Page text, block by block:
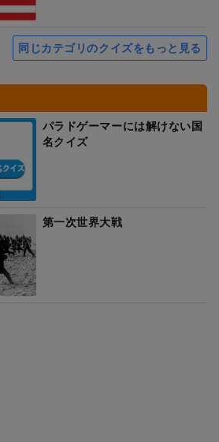
同じカテゴリのクイズをもっと見る
パラドゲーマーには解けない国
名クイズ
第一次世界大戦